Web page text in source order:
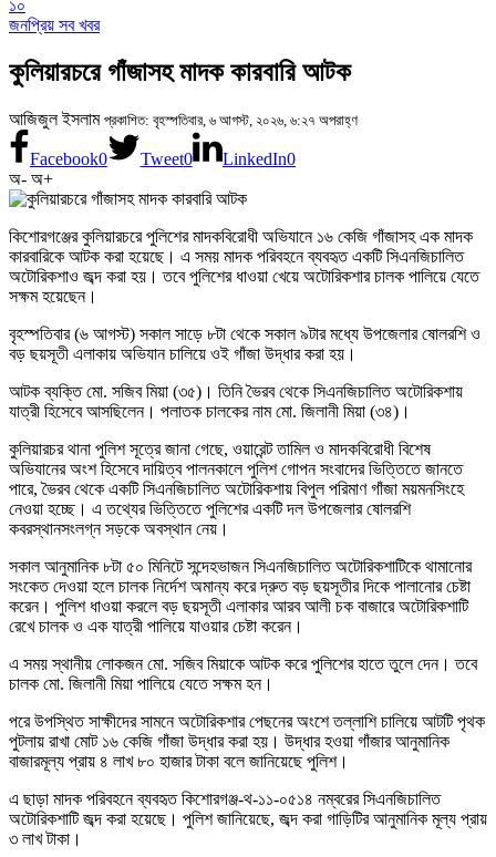
১০
জনপ্রিয় সব খবর
কুলিয়ারচরে গাঁজাসহ মাদক কারবারি আটক
আজিজুল ইসলাম প্রকাশিত: বৃহস্পতিবার, ৬ আগস্ট, ২০২৬, ৬:২৭ অপরাহ্ণ
Facebook0 Tweet0 LinkedIn0
অ- অ+
কিশোরগঞ্জের কুলিয়ারচরে পুলিশের মাদকবিরোধী অভিযানে ১৬ কেজি গাঁজাসহ এক মাদক
কারবারিকে আটক করা হয়েছে। এ সময় মাদক পরিবহনে ব্যবহৃত একটি সিএনজিচালিত
অটোরিকশাও জব্দ করা হয়। তবে পুলিশের ধাওয়া খেয়ে অটোরিকশার চালক পালিয়ে যেতে
সক্ষম হয়েছেন।
বৃহস্পতিবার (৬ আগস্ট) সকাল সাড়ে ৮টা থেকে সকাল ৯টার মধ্যে উপজেলার ষোলরশি ও
বড় ছয়সূতী এলাকায় অভিযান চালিয়ে ওই গাঁজা উদ্ধার করা হয়।
আটক ব্যক্তি মো. সজিব মিয়া (৩৫)। তিনি ভৈরব থেকে সিএনজিচালিত অটোরিকশায়
যাত্রী হিসেবে আসছিলেন। পলাতক চালকের নাম মো. জিলানী মিয়া (৩৪)।
কুলিয়ারচর থানা পুলিশ সূত্রে জানা গেছে, ওয়ারেন্ট তামিল ও মাদকবিরোধী বিশেষ
অভিযানের অংশ হিসেবে দায়িত্ব পালনকালে পুলিশ গোপন সংবাদের ভিত্তিতে জানতে
পারে, ভৈরব থেকে একটি সিএনজিচালিত অটোরিকশায় বিপুল পরিমাণ গাঁজা ময়মনসিংহে
নেওয়া হচ্ছে। এ তথ্যের ভিত্তিতে পুলিশের একটি দল উপজেলার ষোলরশি
কবরস্থানসংলগ্ন সড়কে অবস্থান নেয়।
সকাল আনুমানিক ৮টা ৫০ মিনিটে সন্দেহভাজন সিএনজিচালিত অটোরিকশাটিকে থামানোর
সংকেত দেওয়া হলে চালক নির্দেশ অমান্য করে দ্রুত বড় ছয়সূতীর দিকে পালানোর চেষ্টা
করেন। পুলিশ ধাওয়া করলে বড় ছয়সূতী এলাকার আরব আলী চক বাজারে অটোরিকশাটি
রেখে চালক ও এক যাত্রী পালিয়ে যাওয়ার চেষ্টা করেন।
এ সময় স্থানীয় লোকজন মো. সজিব মিয়াকে আটক করে পুলিশের হাতে তুলে দেন। তবে
চালক মো. জিলানী মিয়া পালিয়ে যেতে সক্ষম হন।
পরে উপস্থিত সাক্ষীদের সামনে অটোরিকশার পেছনের অংশে তল্লাশি চালিয়ে আটটি পৃথক
পুটলায় রাখা মোট ১৬ কেজি গাঁজা উদ্ধার করা হয়। উদ্ধার হওয়া গাঁজার আনুমানিক
বাজারমূল্য প্রায় ৪ লাখ ৮০ হাজার টাকা বলে জানিয়েছে পুলিশ।
এ ছাড়া মাদক পরিবহনে ব্যবহৃত কিশোরগঞ্জ-থ-১১-০৫১৪ নম্বরের সিএনজিচালিত
অটোরিকশাটি জব্দ করা হয়েছে। পুলিশ জানিয়েছে, জব্দ করা গাড়িটির আনুমানিক মূল্য প্রায়
৩ লাখ টাকা।